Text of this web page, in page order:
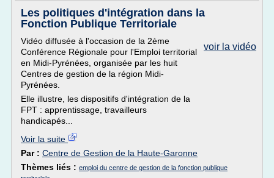
Les politiques d'intégration dans la
Fonction Publique Territoriale
voir la vidéo
Vidéo diffusée à l'occasion de la 2ème
Conférence Régionale pour l'Emploi territorial
en Midi-Pyrénées, organisée par les huit
Centres de gestion de la région Midi-
Pyrénées.
Elle illustre, les dispositifs d'intégration de la
FPT : apprentissage, travailleurs
handicapés...
Voir la suite
Par : Centre de Gestion de la Haute-Garonne
Thèmes liés : emploi du centre de gestion de la fonction publique